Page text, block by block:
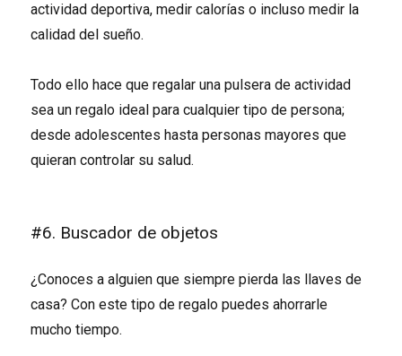
actividad deportiva, medir calorías o incluso medir la
calidad del sueño.
Todo ello hace que regalar una pulsera de actividad
sea un regalo ideal para cualquier tipo de persona;
desde adolescentes hasta personas mayores que
quieran controlar su salud.
#6. Buscador de objetos
¿Conoces a alguien que siempre pierda las llaves de
casa? Con este tipo de regalo puedes ahorrarle
mucho tiempo.